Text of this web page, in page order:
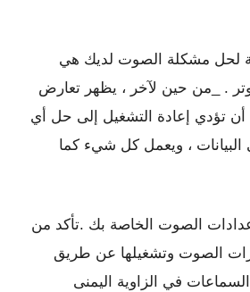
لحل مشكلة الصوت لديك هي
. _من حين لآخر ، يظهر تعارض
أن تؤدي إعادة التشغيل إلى حل أي
، ويعمل كل شيء كما
الصوت الخاصة بك .تأكد من
الصوت وتشغيلها عن طريق
في الزاوية اليمنى